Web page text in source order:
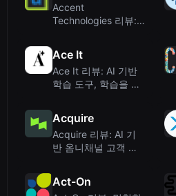
Accent
Technologies 리뷰:
폼
Ace It
Ace It 리뷰: AI 기반
학습 도구, 학습을 더
Acquire
Acquire 리뷰: AI 기
반 옴니채널 고객 지
Act-On